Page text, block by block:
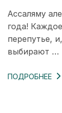
Ассаляму
года!
перепутье,
выбирают …
ПОДРОБНЕЕ